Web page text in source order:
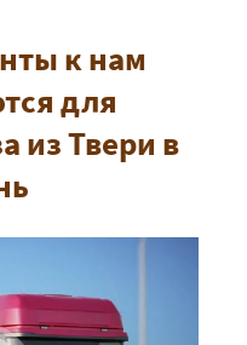
к нам
для
из Твери в